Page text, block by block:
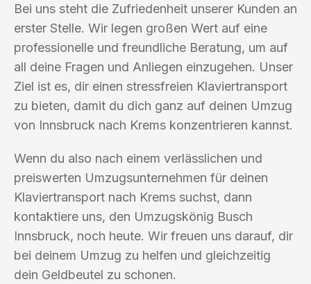
Bei uns steht die Zufriedenheit unserer Kunden an
erster Stelle. Wir legen großen Wert auf eine
professionelle und freundliche Beratung, um auf
all deine Fragen und Anliegen einzugehen. Unser
Ziel ist es, dir einen stressfreien Klaviertransport
zu bieten, damit du dich ganz auf deinen Umzug
von Innsbruck nach Krems konzentrieren kannst.
Wenn du also nach einem verlässlichen und
preiswerten Umzugsunternehmen für deinen
Klaviertransport nach Krems suchst, dann
kontaktiere uns, den Umzugskönig Busch
Innsbruck, noch heute. Wir freuen uns darauf, dir
bei deinem Umzug zu helfen und gleichzeitig
dein Geldbeutel zu schonen.